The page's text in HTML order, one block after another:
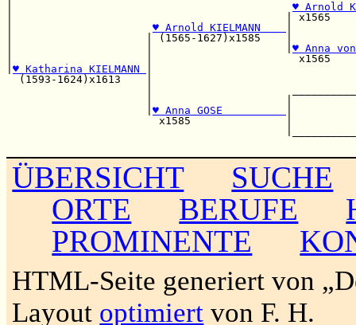
♥ Arnold
|
♥ Arnold KIELMANN
|                     | (1565-
♥ Anna
|                     |
♥ Katharina KIELMANN
(1593-1624)x1613    |
♥ Anna GOSE
x1585
ÜBERSICHT
SUCHE
ORTE
BERUFE
PROMINENTE
HTML-Seite generiert von
Layout optimiert von F. H.